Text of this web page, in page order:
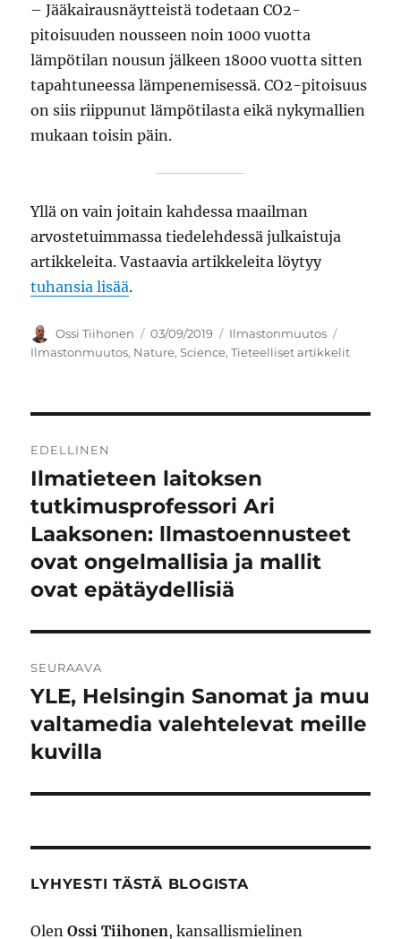
– Jääkairausnäytteistä todetaan CO2-
pitoisuuden nousseen noin 1000 vuotta
lämpötilan nousun jälkeen 18000 vuotta sitten
tapahtuneessa lämpenemisessä. CO2-pitoisuus
on siis riippunut lämpötilasta eikä nykymallien
mukaan toisin päin.
Yllä on vain joitain kahdessa maailman
arvostetuimmassa tiedelehdessä julkaistuja
artikkeleita. Vastaavia artikkeleita löytyy
tuhansia lisää.
Kirjoittaja
Ossi Tiihonen Julkaistu
03/09/2019 Kategoriat
Ilmastonmuutos
Ilmastonmuutos, Nature,Science,Tieteelliset artikkelit
selaus
EDELLINEN
Edellinen
artikkeli:
Ilmatieteen laitoksen
tutkimusprofessori Ari
Laaksonen: llmastoennusteet
ovat ongelmallisia ja mallit
ovat epätäydellisiä
SEURAAVA
Seuraava
artikkeli:
YLE, Helsingin Sanomat ja muu
valtamedia valehtelevat meille
kuvilla
LYHYESTI TÄSTÄ BLOGISTA
OlenOssi Tiihonen, kansallismielinen